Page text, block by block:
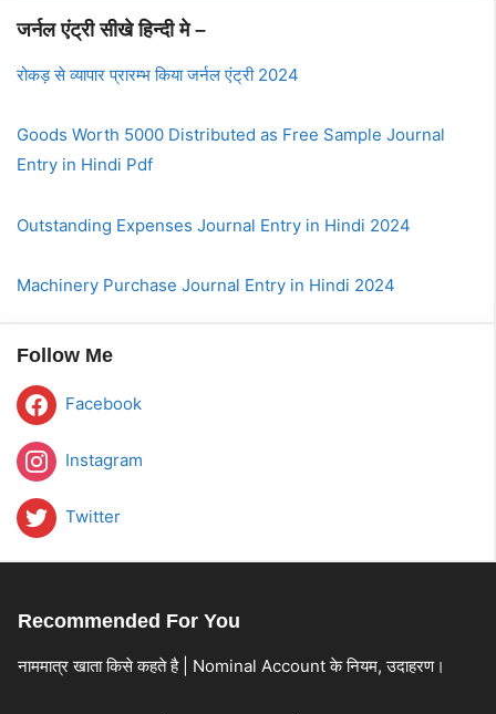
जर्नल एंट्री सीखे हिन्दी मे –
रोकड़ से व्यापार प्रारम्भ किया जर्नल एंट्री 2024
Goods Worth 5000 Distributed as Free Sample Journal
Entry in Hindi Pdf
Outstanding Expenses Journal Entry in Hindi 2024
Machinery Purchase Journal Entry in Hindi 2024
Follow Me
Facebook
Instagram
Twitter
Recommended For You
नाममात्र खाता किसे कहते है | Nominal Account के नियम, उदाहरण।